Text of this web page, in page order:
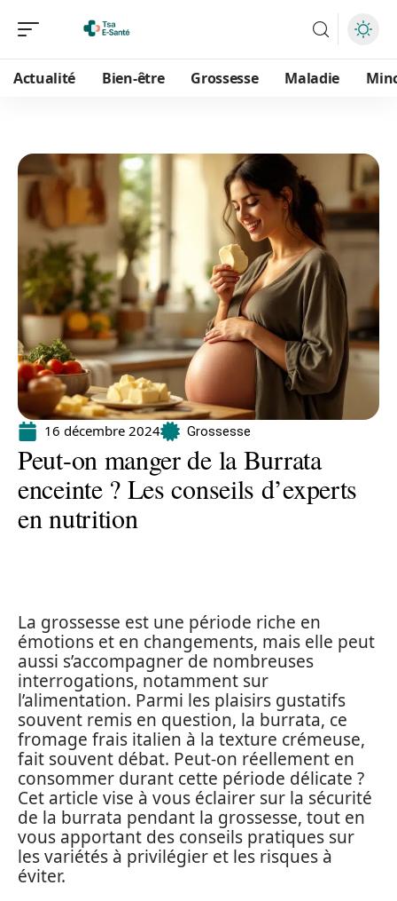
Actualité Bien-être Grossesse Maladie
16 décembre 2024 Grossesse
Peut-on manger de la Burrata
enceinte ? Les conseils d’experts
en nutrition
La grossesse est une période riche en
émotions et en changements, mais elle peut
aussi s’accompagner de nombreuses
interrogations, notamment sur
l’alimentation. Parmi les plaisirs gustatifs
souvent remis en question, la burrata, ce
fromage frais italien à la texture crémeuse,
fait souvent débat. Peut-on réellement en
consommer durant cette période délicate ?
Cet article vise à vous éclairer sur la sécurité
de la burrata pendant la grossesse, tout en
vous apportant des conseils pratiques sur
les variétés à privilégier et les risques à
éviter.